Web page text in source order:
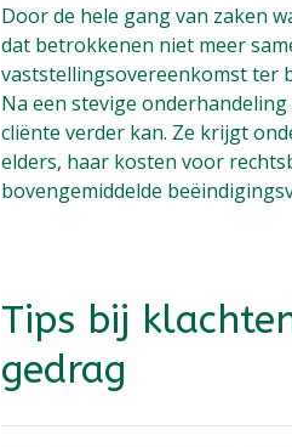
Door de hele gang van zaken
dat betrokkenen niet meer
vaststellingsovereenkomst ter
Na een stevige
cliënte verder kan. Ze krijgt
elders, haar kosten voor
bovengemiddelde
Tips bij
gedrag